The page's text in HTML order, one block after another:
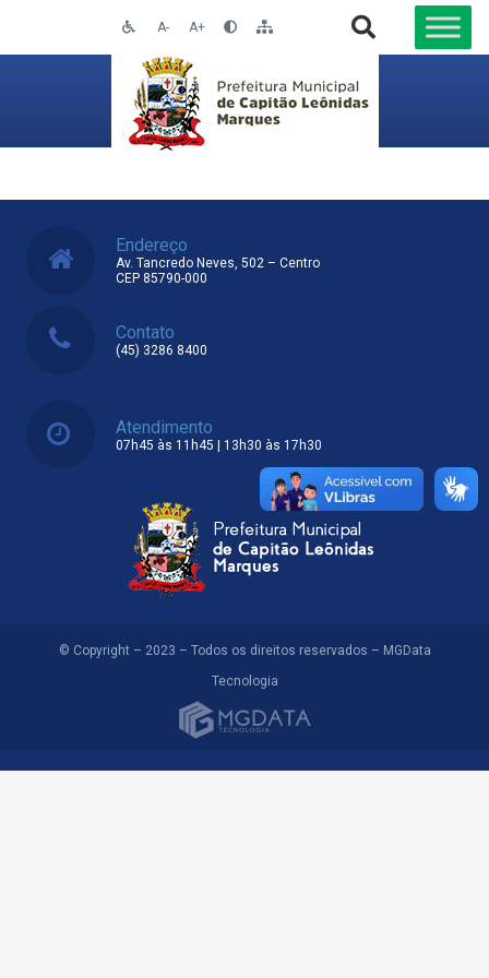
A- A+
Endereço
Av. Tancredo Neves, 502 – Centro
CEP 85790-000
Contato
(45) 3286 8400
Atendimento
07h45 às 11h45 | 13h30 às 17h30
© Copyright – 2023 – Todos os direitos reservados – MGData
Tecnologia